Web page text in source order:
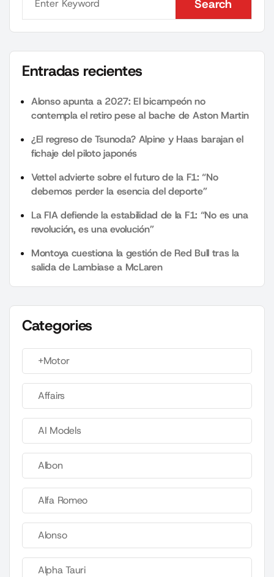
Search
Search
Entradas recientes
Alonso apunta a 2027: El bicampeón no
contempla el retiro pese al bache de Aston Martin
¿El regreso de Tsunoda? Alpine y Haas barajan el
fichaje del piloto japonés
Vettel advierte sobre el futuro de la F1: “No
debemos perder la esencia del deporte”
La FIA defiende la estabilidad de la F1: “No es una
revolución, es una evolución”
Montoya cuestiona la gestión de Red Bull tras la
salida de Lambiase a McLaren
Categories
+Motor
Affairs
AI Models
Albon
Alfa Romeo
Alonso
Alpha Tauri